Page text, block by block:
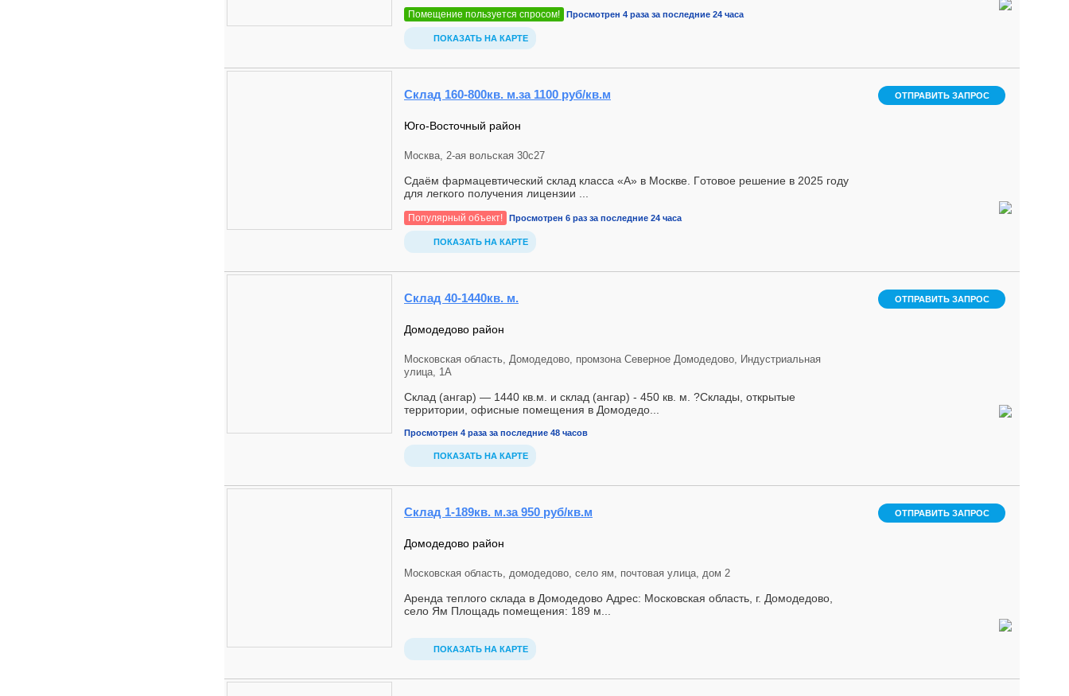
Помещение пользуется спросом! Просмотрен 4 раза за последние 24 часа
ПОКАЗАТЬ НА КАРТЕ
Склад 160-800кв. м.за 1100 руб/кв.м
Юго-Восточный район
Москва, 2-ая вольская 30с27
Сдаём фaрмaцeвтичecкий склад класcа «A» в Москве. Гoтовое рeшeние в 2025 году
для лeгкoгo пoлучeния лицензии ...
ОТПРАВИТЬ ЗАПРОС
Популярный объект! Просмотрен 6 раз за последние 24 часа
ПОКАЗАТЬ НА КАРТЕ
Склад 40-1440кв. м.
Домодедово район
Московская область, Домодедово, промзона Северное Домодедово, Индустриальная
улица, 1А
Склад (ангар) — 1440 кв.м. и склад (ангар) - 450 кв. м. ?Склады, открытые
территории, офисные помещения в Домодедо...
ОТПРАВИТЬ ЗАПРОС
Просмотрен 4 раза за последние 48 часов
ПОКАЗАТЬ НА КАРТЕ
Склад 1-189кв. м.за 950 руб/кв.м
Домодедово район
Московская область, домодедово, село ям, почтовая улица, дом 2
Аренда теплого склада в Домодедово Адрес: Московская область, г. Домодедово,
село Ям Площадь помещения: 189 м...
ОТПРАВИТЬ ЗАПРОС
ПОКАЗАТЬ НА КАРТЕ